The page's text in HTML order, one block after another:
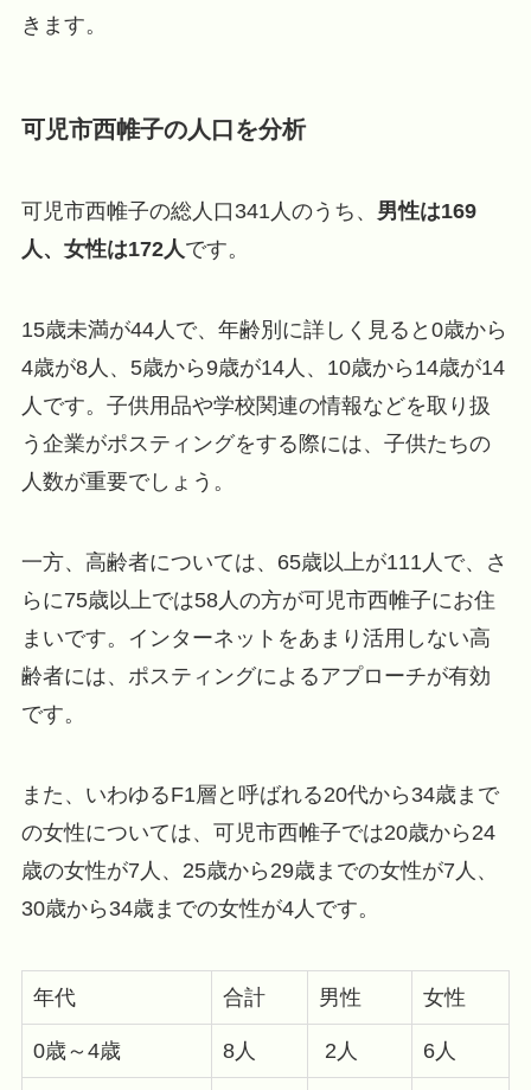
きます。
可児市西帷子の人口を分析
可児市西帷子の総人口341人のうち、 男性は169
人、女性は172人です。
15歳未満が44人で、年齢別に詳しく見ると0歳から
4歳が8人、5歳から9歳が14人、10歳から14歳が14
人です。子供用品や学校関連の情報などを取り扱
う企業がポスティングをする際には、子供たちの
人数が重要でしょう。
一方、高齢者については、65歳以上が111人で、さ
らに75歳以上では58人の方が可児市西帷子にお住
まいです。インターネットをあまり活用しない高
齢者には、ポスティングによるアプローチが有効
です。
また、いわゆるF1層と呼ばれる20代から34歳まで
の女性については、可児市西帷子では20歳から24
歳の女性が7人、25歳から29歳までの女性が7人、
30歳から34歳までの女性が4人です。
年代 合計 男性 女性
0歳～4歳 8人 2人 6人